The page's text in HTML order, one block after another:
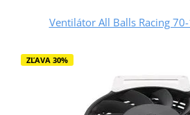
Ventilátor All Balls Racing
ZĽAVA 30%